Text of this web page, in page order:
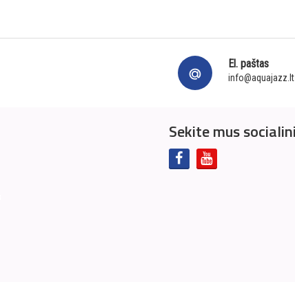
El. paštas
info@aquajazz.lt
Sekite mus